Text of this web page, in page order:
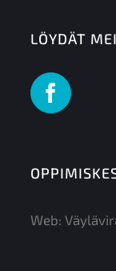
LÖYDÄT
Web: